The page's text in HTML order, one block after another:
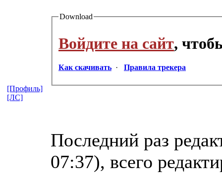
Download
Войдите на сайт,
Как скачивать · Правила трекера
Последний раз
07:37), всего
[Профиль]
[ЛС]